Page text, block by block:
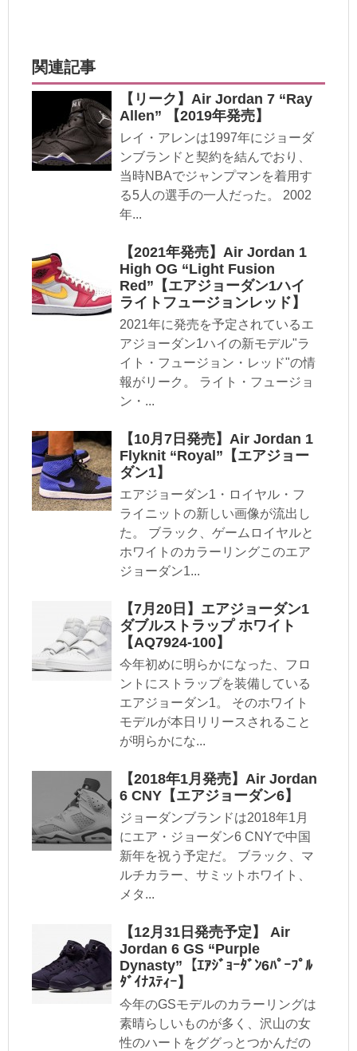
関連記事
【リーク】Air Jordan 7 “Ray
Allen” 【2019年発売】
レイ・アレンは1997年にジョーダ
ンブランドと契約を結んでおり、
当時NBAでジャンプマンを着用す
る5人の選手の一人だった。 2002
年...
【2021年発売】Air Jordan 1
High OG “Light Fusion
Red”【エアジョーダン1ハイ
ライトフュージョンレッド】
2021年に発売を予定されているエ
アジョーダン1ハイの新モデル"ラ
イト・フュージョン・レッド"の情
報がリーク。 ライト・フュージョ
ン・...
【10月7日発売】Air Jordan 1
Flyknit “Royal”【エアジョー
ダン1】
エアジョーダン1・ロイヤル・フ
ライニットの新しい画像が流出し
た。 ブラック、ゲームロイヤルと
ホワイトのカラーリングこのエア
ジョーダン1...
【7月20日】エアジョーダン1
ダブルストラップ ホワイト
【AQ7924-100】
今年初めに明らかになった、フロ
ントにストラップを装備している
エアジョーダン1。 そのホワイト
モデルが本日リリースされること
が明らかにな...
【2018年1月発売】Air Jordan
6 CNY【エアジョーダン6】
ジョーダンブランドは2018年1月
にエア・ジョーダン6 CNYで中国
新年を祝う予定だ。 ブラック、マ
ルチカラー、サミットホワイト、
メタ...
【12月31日発売予定】 Air
Jordan 6 GS “Purple
Dynasty”【ｴｱｼﾞｮｰﾀﾞﾝ6ﾊﾟｰﾌﾟﾙ
ﾀﾞｲﾅｽﾃｨｰ】
今年のGSモデルのカラーリングは
素晴らしいものが多く、沢山の女
性のハートをググっとつかんだの